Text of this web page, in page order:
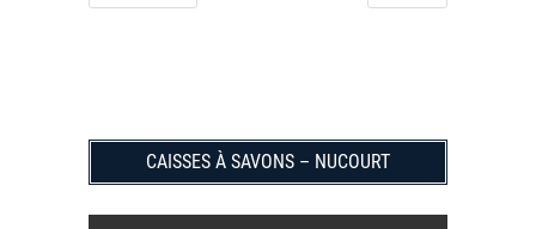
CAISSES À SAVONS – NUCOURT